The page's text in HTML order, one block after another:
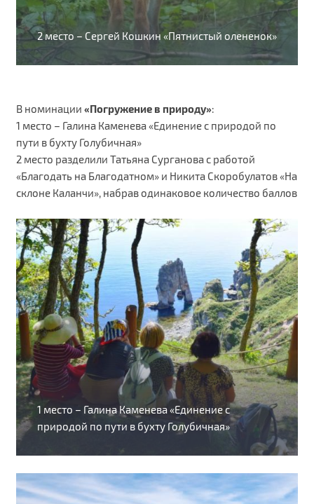
2 место – Сергей Кошкин «Пятнистый олененок»
В номинации «Погружение в природу»:
1 место – Галина Каменева «Единение с природой по
пути в бухту Голубичная»
2 место разделили Татьяна Сурганова с работой
«Благодать на Благодатном» и Никита Скоробулатов «На
склоне Каланчи», набрав одинаковое количество баллов
1 место – Галина Каменева «Единение с
природой по пути в бухту Голубичная»